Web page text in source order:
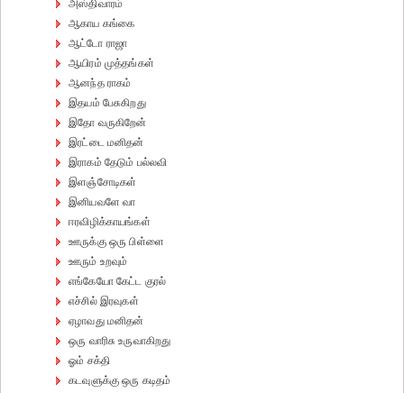
அஸ்திவாரம்
ஆகாய கங்கை
ஆட்டோ ராஜா
ஆயிரம் முத்தங்கள்
ஆனந்த ராகம்
இதயம் பேசுகிறது
இதோ வருகிறேன்
இரட்டை மனிதன்
இராகம் தேடும் பல்லவி
இளஞ்சோடிகள்
இனியவளே வா
ஈரவிழிக்காயங்கள்
ஊருக்கு ஒரு பிள்ளை
ஊரும் உறவும்
எங்கேயோ கேட்ட குரல்
எச்சில் இரவுகள்
ஏழாவது மனிதன்
ஒரு வாரிசு உருவாகிறது
ஓம் சக்தி
கடவுளுக்கு ஒரு கடிதம்